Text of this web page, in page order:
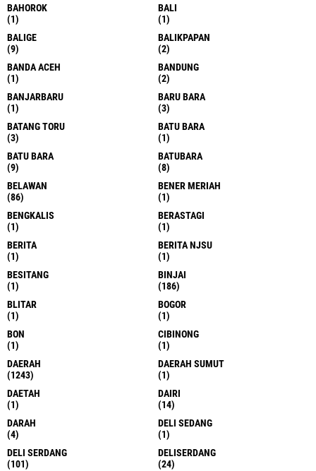
BAHOROK
(1)
BALI
(1)
BALIGE
(9)
BALIKPAPAN
(2)
BANDA ACEH
(1)
BANDUNG
(2)
BANJARBARU
(1)
BARU BARA
(3)
BATANG TORU
(3)
BATU BARA
(1)
BATU BARA
(9)
BATUBARA
(8)
BELAWAN
(86)
BENER MERIAH
(1)
BENGKALIS
(1)
BERASTAGI
(1)
BERITA
(1)
BERITA NJSU
(1)
BESITANG
(1)
BINJAI
(186)
BLITAR
(1)
BOGOR
(1)
BON
(1)
CIBINONG
(1)
DAERAH
(1243)
DAERAH SUMUT
(1)
DAETAH
(1)
DAIRI
(14)
DARAH
(4)
DELI SEDANG
(1)
DELI SERDANG
(101)
DELISERDANG
(24)